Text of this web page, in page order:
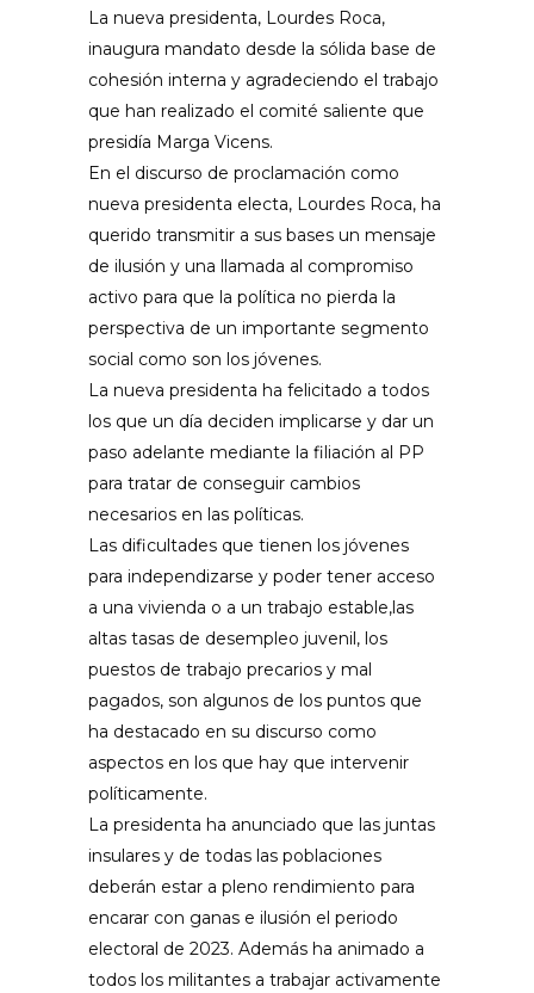
La nueva presidenta, Lourdes Roca,
inaugura mandato desde la sólida base de
cohesión interna y agradeciendo el trabajo
que han realizado el comité saliente que
presidía Marga Vicens.
En el discurso de proclamación como
nueva presidenta electa, Lourdes Roca, ha
querido transmitir a sus bases un mensaje
de ilusión y una llamada al compromiso
activo para que la política no pierda la
perspectiva de un importante segmento
social como son los jóvenes.
La nueva presidenta ha felicitado a todos
los que un día deciden implicarse y dar un
paso adelante mediante la filiación al PP
para tratar de conseguir cambios
necesarios en las políticas.
Las dificultades que tienen los jóvenes
para independizarse y poder tener acceso
a una vivienda o a un trabajo estable,las
altas tasas de desempleo juvenil, los
puestos de trabajo precarios y mal
pagados, son algunos de los puntos que
ha destacado en su discurso como
aspectos en los que hay que intervenir
políticamente.
La presidenta ha anunciado que las juntas
insulares y de todas las poblaciones
deberán estar a pleno rendimiento para
encarar con ganas e ilusión el periodo
electoral de 2023. Además ha animado a
todos los militantes a trabajar activamente